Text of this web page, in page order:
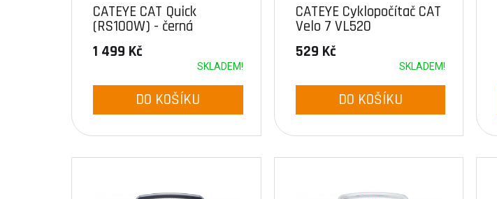
CATEYE CAT Quick
(RS100W) - černá
1 499 Kč
SKLADEM!
DO KOŠÍKU
CATEYE Cyklopočítač CAT
Velo 7 VL520
(černá/stříbrná)
529 Kč
SKLADEM!
DO KOŠÍKU